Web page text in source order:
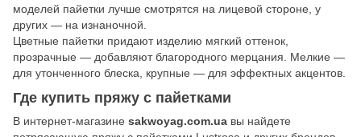
моделей пайетки лучше смотрятся на лицевой стороне, у
других — на изнаночной.
Цветные пайетки придают изделию мягкий оттенок,
прозрачные — добавляют благородного мерцания. Мелкие —
для утонченного блеска, крупные — для эффектных акцентов.
Где купить пряжу с пайетками
В интернет-магазине sakwoyag.com.ua вы найдете